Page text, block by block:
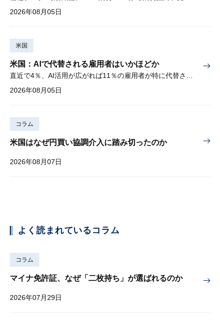
2026年08月05日
米国
米国：AIで代替される雇用者はいかほどか
2026年08月05日
コラム
米国はなぜ円買い協調介入に踏み切ったのか
2026年08月07日
よく読まれているコラム
コラム
マイナ免許証、なぜ「二枚持ち」が選ばれるのか
2026年07月29日